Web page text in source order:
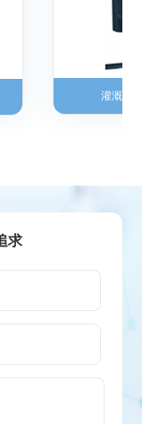
灌溉流
求